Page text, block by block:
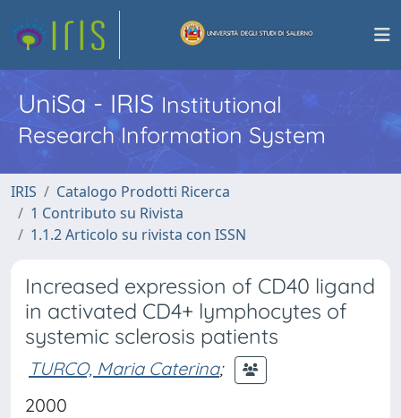
UniSa - IRISInstitutional
Research Information System
IRIS
Catalogo Prodotti Ricerca
1 Contributo su Rivista
1.1.2 Articolo su rivista con ISSN
Increased expression of CD40 ligand
in activated CD4+ lymphocytes of
systemic sclerosis patients
TURCO, Maria Caterina;
2000